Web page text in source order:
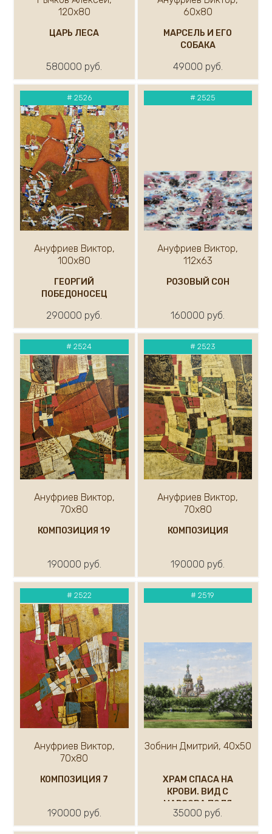
120х80
ЦАРЬ ЛЕСА
580000 руб.
60х80
МАРСЕЛЬ И ЕГО
СОБАКА
49000 руб.
# 2526
Ануфриев Виктор,
100х80
ГЕОРГИЙ
ПОБЕДОНОСЕЦ
290000 руб.
# 2525
Ануфриев Виктор,
112х63
РОЗОВЫЙ СОН
160000 руб.
#2524
Ануфриев Виктор,
70х80
КОМПОЗИЦИЯ 19
190000 руб.
# 2523
Ануфриев Виктор,
70х80
КОМПОЗИЦИЯ
190000 руб.
# 2522
Ануфриев Виктор,
70х80
КОМПОЗИЦИЯ 7
190000 руб.
# 2519
Зобнин Дмитрий, 40х50
ХРАМ СПАСА НА
КРОВИ. ВИД С
МАРСОВА ПОЛЯ
35000 руб.